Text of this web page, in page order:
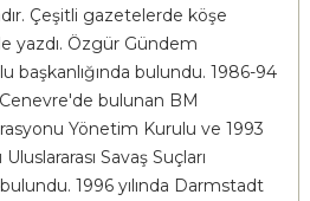
Çeşitli gazetelerde köşe
yazdı. Özgür Gündem
başkanlığında bulundu. 1986-94
Cenevre'de bulunan BM
Yönetim Kurulu ve 1993
Savaş Suçları
1996 yılında Darmstadt